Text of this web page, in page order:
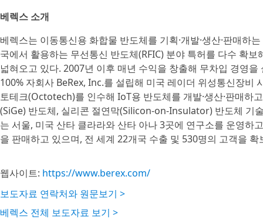
베렉스 소개
베렉스는 이동통신용 화합물 반도체를 기획·개발·생산·판매하
국에서 활용하는 무선통신 반도체(RFIC) 분야 특허를 다수 확
넓혀오고 있다. 2007년 이후 매년 수익을 창출해 무차입 경영
100% 자회사 BeRex, Inc.를 설립해 미국 레이더 위성통신장비
토테크(Octotech)를 인수해 IoT용 반도체를 개발·생산·판매하
(SiGe) 반도체, 실리콘 절연막(Silicon-on-Insulator) 반도체 기
는 서울, 미국 산타 클라라와 산타 아나 3곳에 연구소를 운영하
을 판매하고 있으며, 전 세계 22개국 수출 및 530명의 고객을
웹사이트: https://www.berex.com/
보도자료 연락처와 원문보기 >
베렉스 전체 보도자료 보기 >